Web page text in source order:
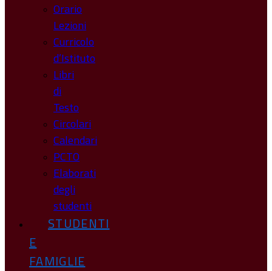
Orario
Lezioni
Curricolo
d’Istituto
Libri
di
Testo
Circolari
Calendari
PCTO
Elaborati
degli
studenti
STUDENTI
E
FAMIGLIE